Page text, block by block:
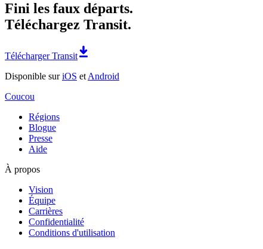
Fini les faux départs.
Téléchargez Transit.
Télécharger Transit
Disponible suriOS et Android
Coucou
Régions
Blogue
Presse
Aide
À propos
Vision
Équipe
Carrières
Confidentialité
Conditions d'utilisation